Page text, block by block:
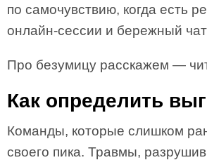
по самочувствию, когда есть
онлайн-сессии и бережный
Про безумицу расскажем —
Как определить
Команды, которые слишком
своего пика. Травмы,